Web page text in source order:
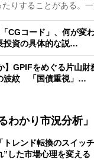
たりすることがある。
CGコード」、何が変
資の具体的な説…
】GPIFをめぐる片山
波紋 「国債重視」…
わかり市況分析」
「トレンド転換のスイッ
”した市場心理を変える